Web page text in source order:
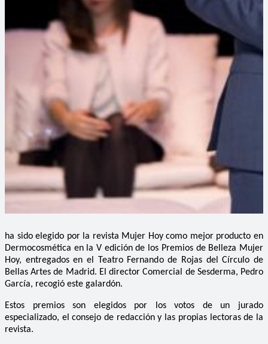
ha sido elegido por la revista Mujer Hoy como mejor producto en
Dermocosmética en la V edición de los Premios de Belleza Mujer
Hoy, entregados en el Teatro Fernando de Rojas del Círculo de
Bellas Artes de Madrid. El director Comercial de Sesderma, Pedro
García, recogió este galardón.
Estos premios son elegidos por los votos de un jurado
especializado, el consejo de redacción y las propias lectoras de la
revista.